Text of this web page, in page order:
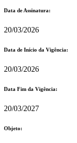
Data de Assinatura:
20/03/2026
Data de Início da Vigência:
20/03/2026
Data Fim da Vigência:
20/03/2027
Objeto: